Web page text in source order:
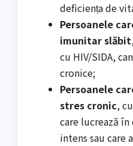
deficiența de
Persoanele
imunitar slăbit
cu HIV/SIDA,
cronice;
Persoanele
stres cronic,
care lucrează
intens sau care